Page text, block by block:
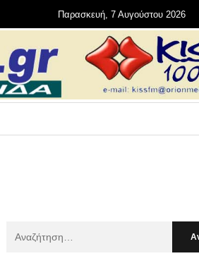
Παρασκευή, 7 Αυγούστου 2026